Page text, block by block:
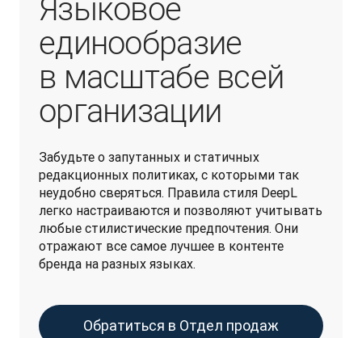
Языковое
единообразие
в масштабе всей
организации
Забудьте о запутанных и статичных
редакционных политиках, с которыми так
неудобно сверяться. Правила стиля DeepL
легко настраиваются и позволяют учитывать
любые стилистические предпочтения. Они
отражают все самое лучшее в контенте
бренда на разных языках.
Обратиться в Отдел продаж